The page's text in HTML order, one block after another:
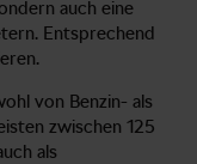
auch eine
Entsprechend
von Benzin- als
zwischen 125
als